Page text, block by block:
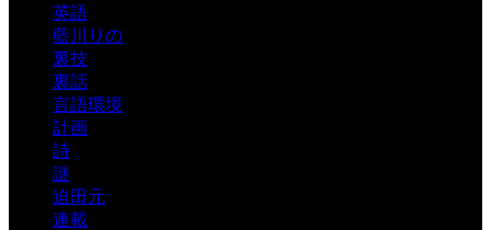
英語
藍川りの
裏技
裏話
言語環境
計画
詩
謎
迫田元
連載